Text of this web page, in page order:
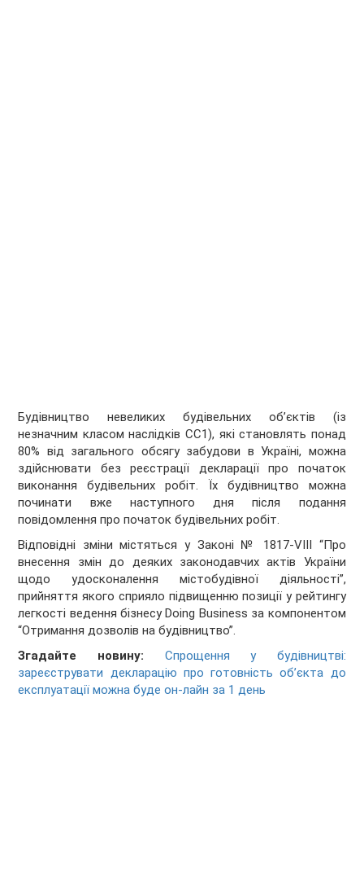
Будівництво невеликих будівельних об’єктів (із
незначним класом наслідків СС1), які становлять понад
80% від загального обсягу забудови в Україні, можна
здійснювати без реєстрації декларації про початок
виконання будівельних робіт. Їх будівництво можна
починати вже наступного дня після подання
повідомлення про початок будівельних робіт.
Відповідні зміни містяться у Законі № 1817-VIII “Про
внесення змін до деяких законодавчих актів України
щодо удосконалення містобудівної діяльності”,
прийняття якого сприяло підвищенню позиції у рейтингу
легкості ведення бізнесу Doing Business за компонентом
“Отримання дозволів на будівництво”.
Згадайте новину: Спрощення у будівництві:
зареєструвати декларацію про готовність об’єкта до
експлуатації можна буде он-лайн за 1 день